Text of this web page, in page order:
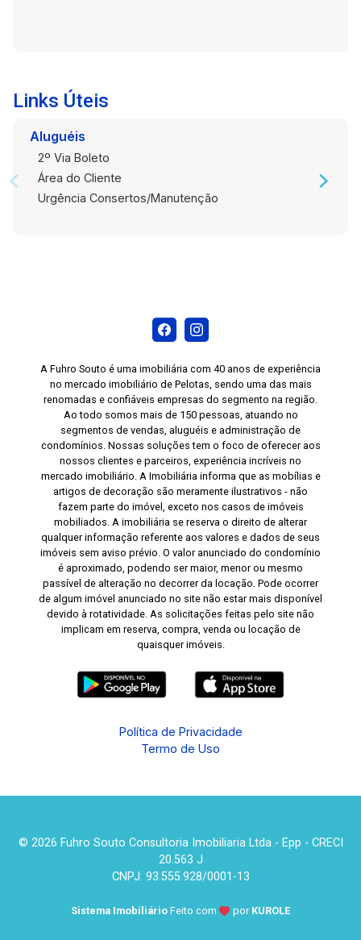
Links Úteis
Aluguéis
2º Via Boleto
Área do Cliente
Urgência Consertos/Manutenção
A Fuhro Souto é uma imobiliária com 40 anos de experiência
no mercado imobiliário de Pelotas, sendo uma das mais
renomadas e confiáveis empresas do segmento na região.
Ao todo somos mais de 150 pessoas, atuando no
segmentos de vendas, aluguéis e administração de
condomínios. Nossas soluções tem o foco de oferecer aos
nossos clientes e parceiros, experiência incríveis no
mercado imobiliário. A Imobiliária informa que as mobílias e
artigos de decoração são meramente ilustrativos - não
fazem parte do imóvel, exceto nos casos de imóveis
mobiliados. A imobiliária se reserva o direito de alterar
qualquer informação referente aos valores e dados de seus
imóveis sem aviso prévio. O valor anunciado do condomínio
é aproximado, podendo ser maior, menor ou mesmo
passível de alteração no decorrer da locação. Pode ocorrer
de algum imóvel anunciado no site não estar mais disponível
devido à rotatividade. As solicitações feitas pelo site não
implicam em reserva, compra, venda ou locação de
quaisquer imóveis.
Política de Privacidade
Termo de Uso
© 2026 Fuhro Souto Consultoria Imobiliaria Ltda - Epp - CRECI
20.563 J
CNPJ: 93.555.928/0001-13
Sistema Imobiliário Feito com por KUROLE